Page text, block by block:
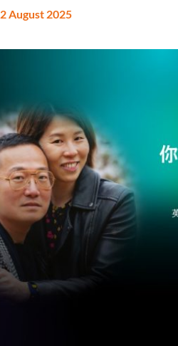
2 August 2025